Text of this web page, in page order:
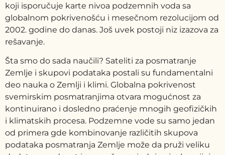
koji isporučuje karte nivoa podzemnih voda sa
globalnom pokrivenošću i mesečnom rezolucijom od
2002. godine do danas. Još uvek postoji niz izazova za
rešavanje.
Šta smo do sada naučili? Sateliti za posmatranje
Zemlje i skupovi podataka postali su fundamentalni
deo nauka o Zemlji i klimi. Globalna pokrivenost
svemirskim posmatranjima otvara mogućnost za
kontinuirano i dosledno praćenje mnogih geofizičkih
i klimatskih procesa. Podzemne vode su samo jedan
od primera gde kombinovanje različitih skupova
podataka posmatranja Zemlje može da pruži veliku